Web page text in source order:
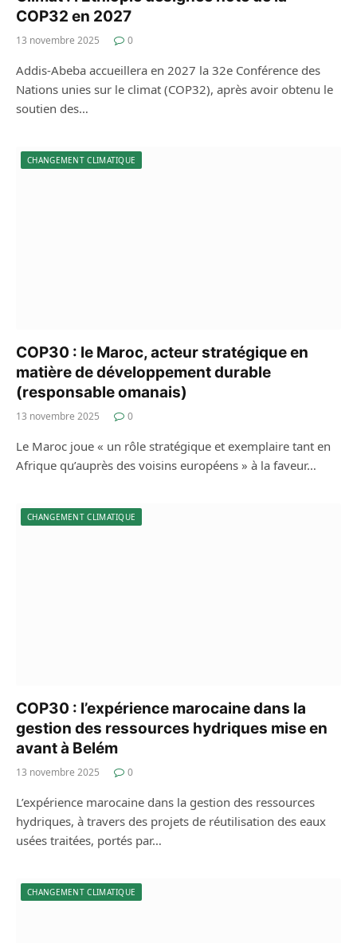
COP32 en 2027
13 novembre 2025 0
Addis-Abeba accueillera en 2027 la 32e Conférence des
Nations unies sur le climat (COP32), après avoir obtenu le
soutien des…
CHANGEMENT CLIMATIQUE
COP30 : le Maroc, acteur stratégique en
matière de développement durable
(responsable omanais)
13 novembre 2025 0
Le Maroc joue « un rôle stratégique et exemplaire tant en
Afrique qu’auprès des voisins européens » à la faveur…
CHANGEMENT CLIMATIQUE
COP30 : l’expérience marocaine dans la
gestion des ressources hydriques mise en
avant à Belém
13 novembre 2025 0
L’expérience marocaine dans la gestion des ressources
hydriques, à travers des projets de réutilisation des eaux
usées traitées, portés par…
CHANGEMENT CLIMATIQUE